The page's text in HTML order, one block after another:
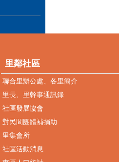
里鄰社區
聯合里辦公處、各里簡介
里長、里幹事通訊錄
社區發展協會
對民間團體補捐助
里集會所
社區活動消息